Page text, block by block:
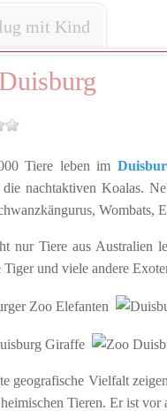
mit Kind
Tiere leben im
nachtaktiven Koalas.
Wombats,
nur Tiere aus Australien
Tiger und viele andere
geografische Vielfalt
Tieren. Er ist vor